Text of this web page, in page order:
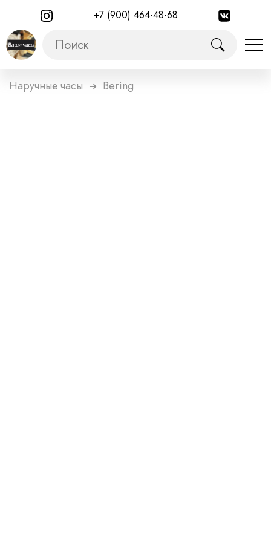
+7 (900) 464-48-68
Наручные часы ➜ Bering